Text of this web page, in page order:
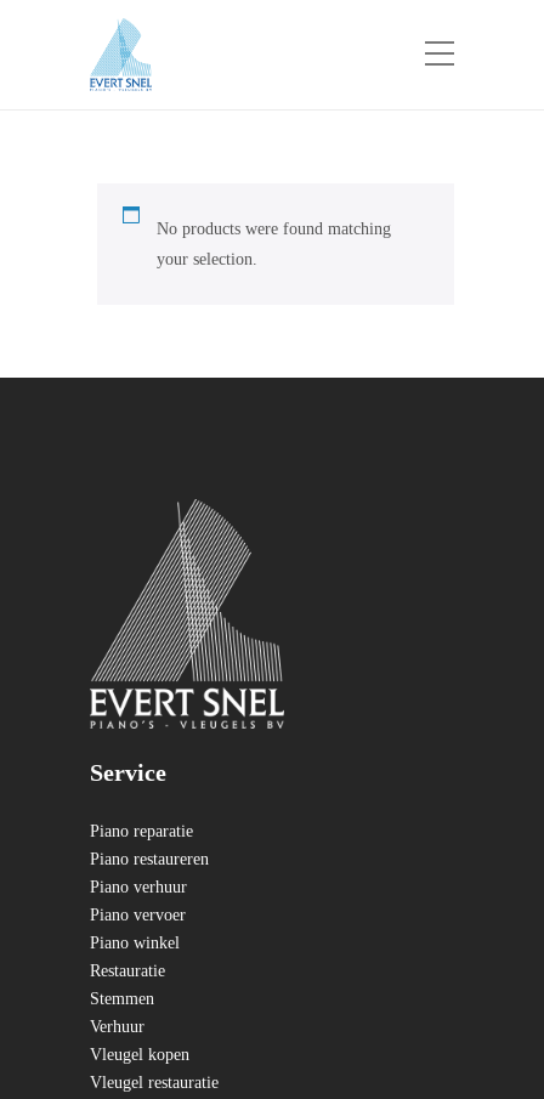
No products were found matching
your selection.
Service
Piano reparatie
Piano restaureren
Piano verhuur
Piano vervoer
Piano winkel
Restauratie
Stemmen
Verhuur
Vleugel kopen
Vleugel restauratie